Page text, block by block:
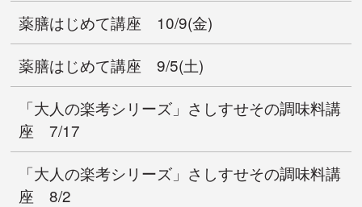
薬膳はじめて講座 10/9(金)
薬膳はじめて講座 9/5(土)
「大人の楽考シリーズ」さしすせその調味料講
座 7/17
「大人の楽考シリーズ」さしすせその調味料講
座 8/2